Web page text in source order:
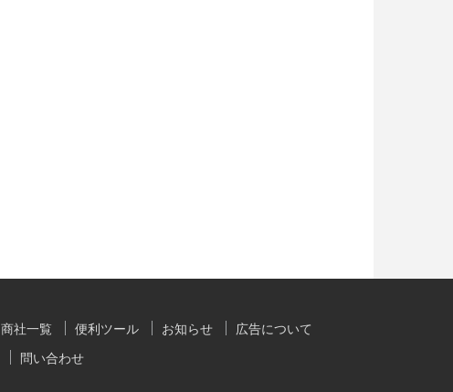
商社一覧 便利ツール お知らせ
広告について
問い合わせ